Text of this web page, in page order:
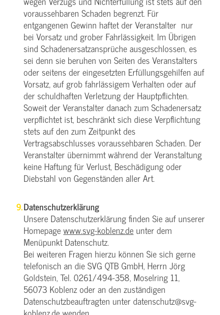
voraussehbaren Schaden begrenzt. Für
entgangenen Gewinn haftet der Veranstalter nur
bei Vorsatz und grober Fahrlässigkeit. Im Übrigen
sind Schadenersatzansprüche ausgeschlossen, es
sei denn sie beruhen von Seiten des Veranstalters
oder seitens der eingesetzten Erfüllungsgehilfen auf
Vorsatz, auf grob fahrlässigem Verhalten oder auf
der schuldhaften Verletzung der Hauptpflichten.
Soweit der Veranstalter danach zum Schadenersatz
verpflichtet ist, beschränkt sich diese Verpflichtung
stets auf den zum Zeitpunkt des
Vertragsabschlusses voraussehbaren Schaden. Der
Veranstalter übernimmt während der Veranstaltung
keine Haftung für Verlust, Beschädigung oder
Diebstahl von Gegenständen aller Art.
Datenschutzerklärung
Unsere Datenschutzerklärung finden Sie auf unserer
Homepagewww.svg-koblenz.de unter dem
Menüpunkt Datenschutz.
Bei weiteren Fragen hierzu können Sie sich gerne
telefonisch an die SVG QTB GmbH, Herrn Jörg
Goldstein, Tel. 0261/494-358, Moselring 11,
56073 Koblenz oder an den zuständigen
Datenschutzbeauftragten unter datenschutz@svg-